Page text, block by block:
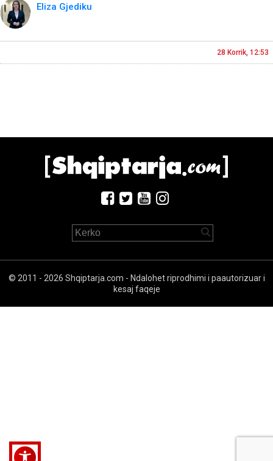
Eliza Gjediku
28 Korrik, 12:53
© 2011 - 2026 Shqiptarja.com - Ndalohet riprodhimi i paautorizuar i
kesaj faqeje